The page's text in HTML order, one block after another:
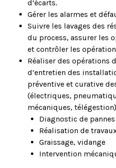
d’écarts.
Gérer les alarmes et
Suivre les lavages des
du process, assurer les
et contrôler les
Réaliser des opérations
d’entretien des
préventive et curative
(électriques,
mécaniques,
Diagnostic de pannes
Réalisation de
Graissage, vidange
Intervention